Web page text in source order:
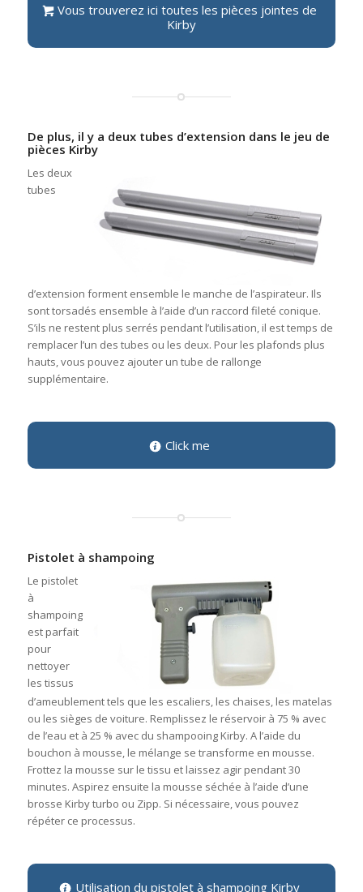
Vous trouverez ici toutes les pièces jointes de
Kirby
De plus, il y a deux tubes d’extension dans le jeu de
pièces Kirby
Les deux
tubes
d’extension forment ensemble le manche de l’aspirateur. Ils
sont torsadés ensemble à l’aide d’un raccord fileté conique.
S’ils ne restent plus serrés pendant l’utilisation, il est temps de
remplacer l’un des tubes ou les deux. Pour les plafonds plus
hauts, vous pouvez ajouter un tube de rallonge
supplémentaire.
Click me
Pistolet à shampoing
Le pistolet
à
shampoing
est parfait
pour
nettoyer
les tissus
d’ameublement tels que les escaliers, les chaises, les matelas
ou les sièges de voiture. Remplissez le réservoir à 75 % avec
de l’eau et à 25 % avec du shampooing Kirby. A l’aide du
bouchon à mousse, le mélange se transforme en mousse.
Frottez la mousse sur le tissu et laissez agir pendant 30
minutes. Aspirez ensuite la mousse séchée à l’aide d’une
brosse Kirby turbo ou Zipp. Si nécessaire, vous pouvez
répéter ce processus.
Utilisation du pistolet à shampoing Kirby